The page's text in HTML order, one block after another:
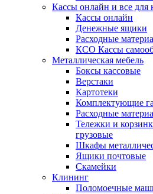
Кассы онлайн и все для
Кассы онлайн
Денежные ящики
Расходные
КСО Кассы
Металлическая мебель
Боксы кассовые
Верстаки
Картотеки
Комплектующие
Расходные
Тележки и
грузовые
Шкафы
Ящики почтовые
Скамейки
Клининг
Поломоечные